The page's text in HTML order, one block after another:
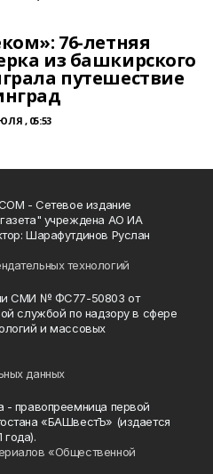
76-летняя
из башкирского
путешествие
, 05:53
- Сетевое издание
учреждена АО ИА
Шарафутдинов Руслан
технологий
СМИ № ФС77-50803 от
службой по надзору в сфере
и массовых
данных
- правопреемница первой
«БАШвестЪ» (издается
«Общественной